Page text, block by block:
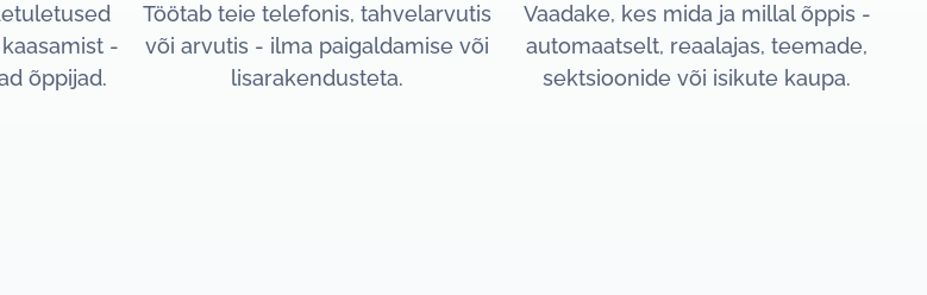
-
õppijad.
Töötab teie telefonis, tahvelarvutis
või arvutis - ilma paigaldamise või
lisarakendusteta.
Vaadake, kes mida ja millal õppis -
automaatselt, reaalajas, teemade,
sektsioonide või isikute kaupa.